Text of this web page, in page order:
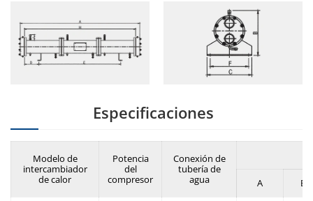
Especificaciones
Modelo de
intercambiador
de calor
Potencia
del
compresor
Conexión de
tubería de
agua
A B